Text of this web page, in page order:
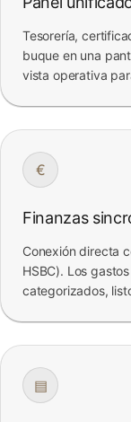
Tesorería,
buque en una
vista operativa
€
Finanzas
Conexión directa
HSBC). Los
categorizados,
▤